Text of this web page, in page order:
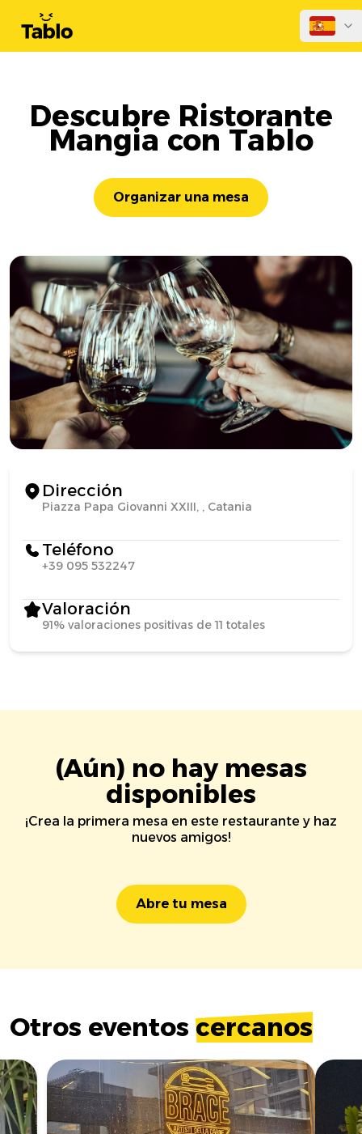
Descubre Ristorante
Mangia con Tablo
Organizar una mesa
Dirección
Piazza Papa Giovanni XXIII, , Catania
Teléfono
+39 095 532247
Valoración
91% valoraciones positivas de 11 totales
(Aún) no hay mesas
disponibles
¡Crea la primera mesa en este restaurante y haz
nuevos amigos!
Abre tu mesa
Otros eventos cercanos